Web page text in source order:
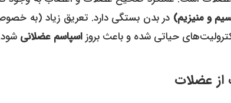
و منیزیم) در بدن بستگی دارد. تعریق زیاد (به
حیاتی شده و باعث بروزاسپاسم عضلانی